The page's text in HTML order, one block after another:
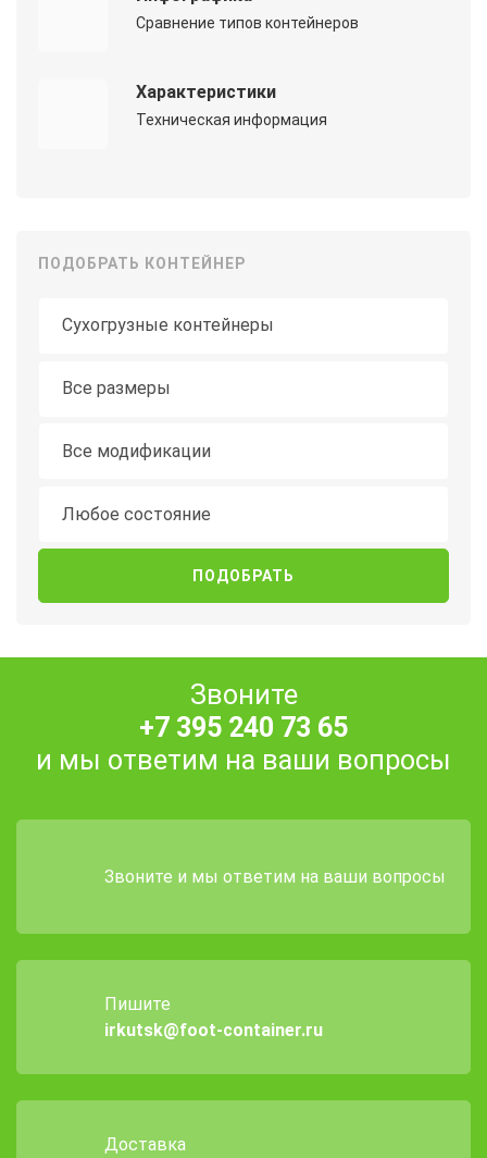
Сравнение типов контейнеров
Характеристики
Техническая информация
ПОДОБРАТЬ КОНТЕЙНЕР
Все размеры
Все модификации
Любое состояние
Звоните
+7 395 240 73 65
и мы ответим на ваши вопросы
Звоните и мы ответим на ваши вопросы
Пишите
irkutsk@foot-container.ru
Доставка